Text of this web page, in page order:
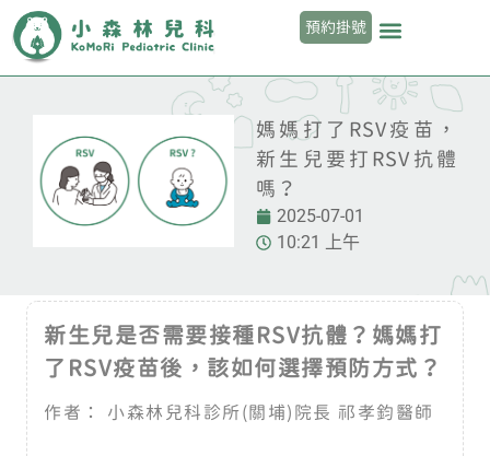
預約掛號
媽媽打了RSV疫苗，
新生兒要打RSV抗體
嗎？
2025-07-01
10:21 上午
新生兒是否需要接種RSV抗體？媽媽打
了RSV疫苗後，該如何選擇預防方式？
作者： 小森林兒科診所(關埔)院長 祁孝鈞醫師